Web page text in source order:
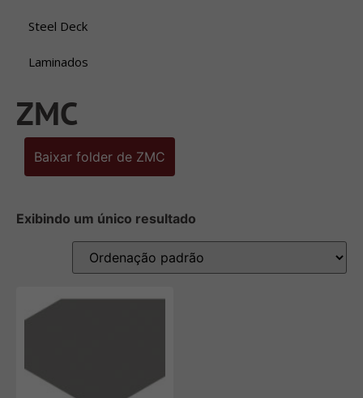
Steel Deck
Laminados
ZMC
Baixar folder de ZMC
Exibindo um único resultado